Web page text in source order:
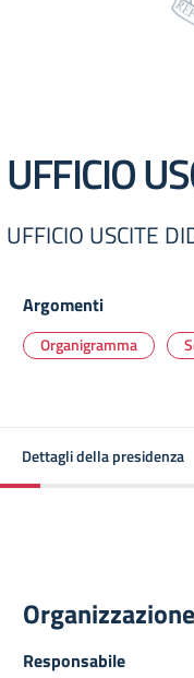
UFFICIO
UFFICIO USCITE
Argomenti
Organigramma
Dettagli della presidenza
Responsabile